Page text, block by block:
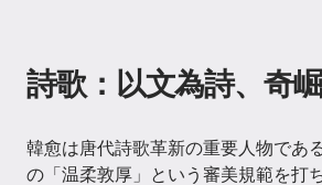
詩歌：以文為詩、奇
韓愈は唐代詩歌革新の重要人物であ
の「温柔敦厚」という審美規範を打